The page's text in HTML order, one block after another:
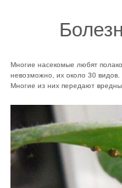
Многие насекомые любят
невозможно, их около 30 видов.
Многие из них передают